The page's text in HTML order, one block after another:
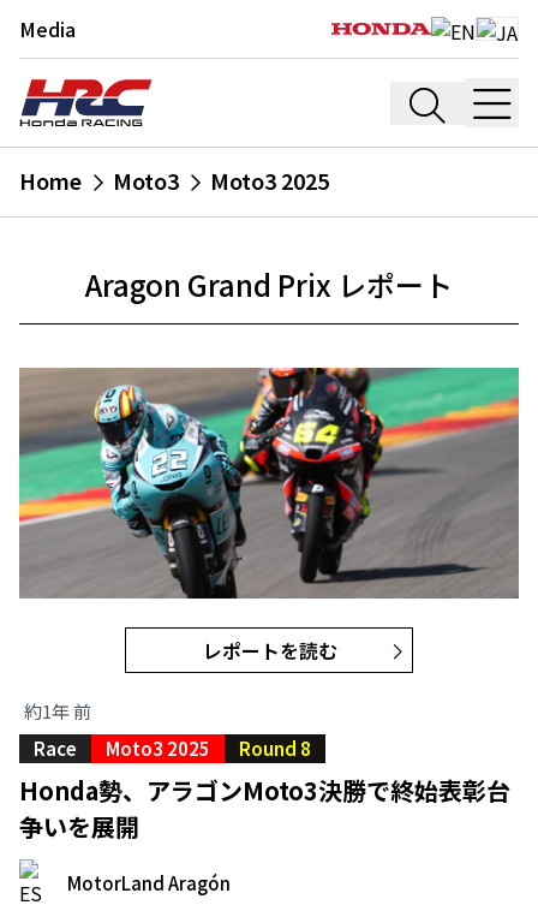
Media
Home Moto3 Moto3 2025
Aragon Grand Prix レポート
レポートを読む
約1年 前
Race
Moto3 2025 Round 8
Honda勢、アラゴンMoto3決勝で終始表彰台
争いを展開
MotorLand Aragón